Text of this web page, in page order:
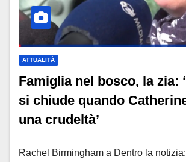
ATTUALITÀ
Famiglia nel bosco, la zia:
si chiude quando
una crudeltà’
Rachel Birmingham a Dentro la notizia: